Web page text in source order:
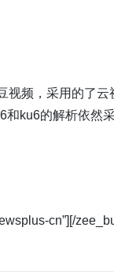
视频，采用的了云
和ku6的解析依然
cn”][/